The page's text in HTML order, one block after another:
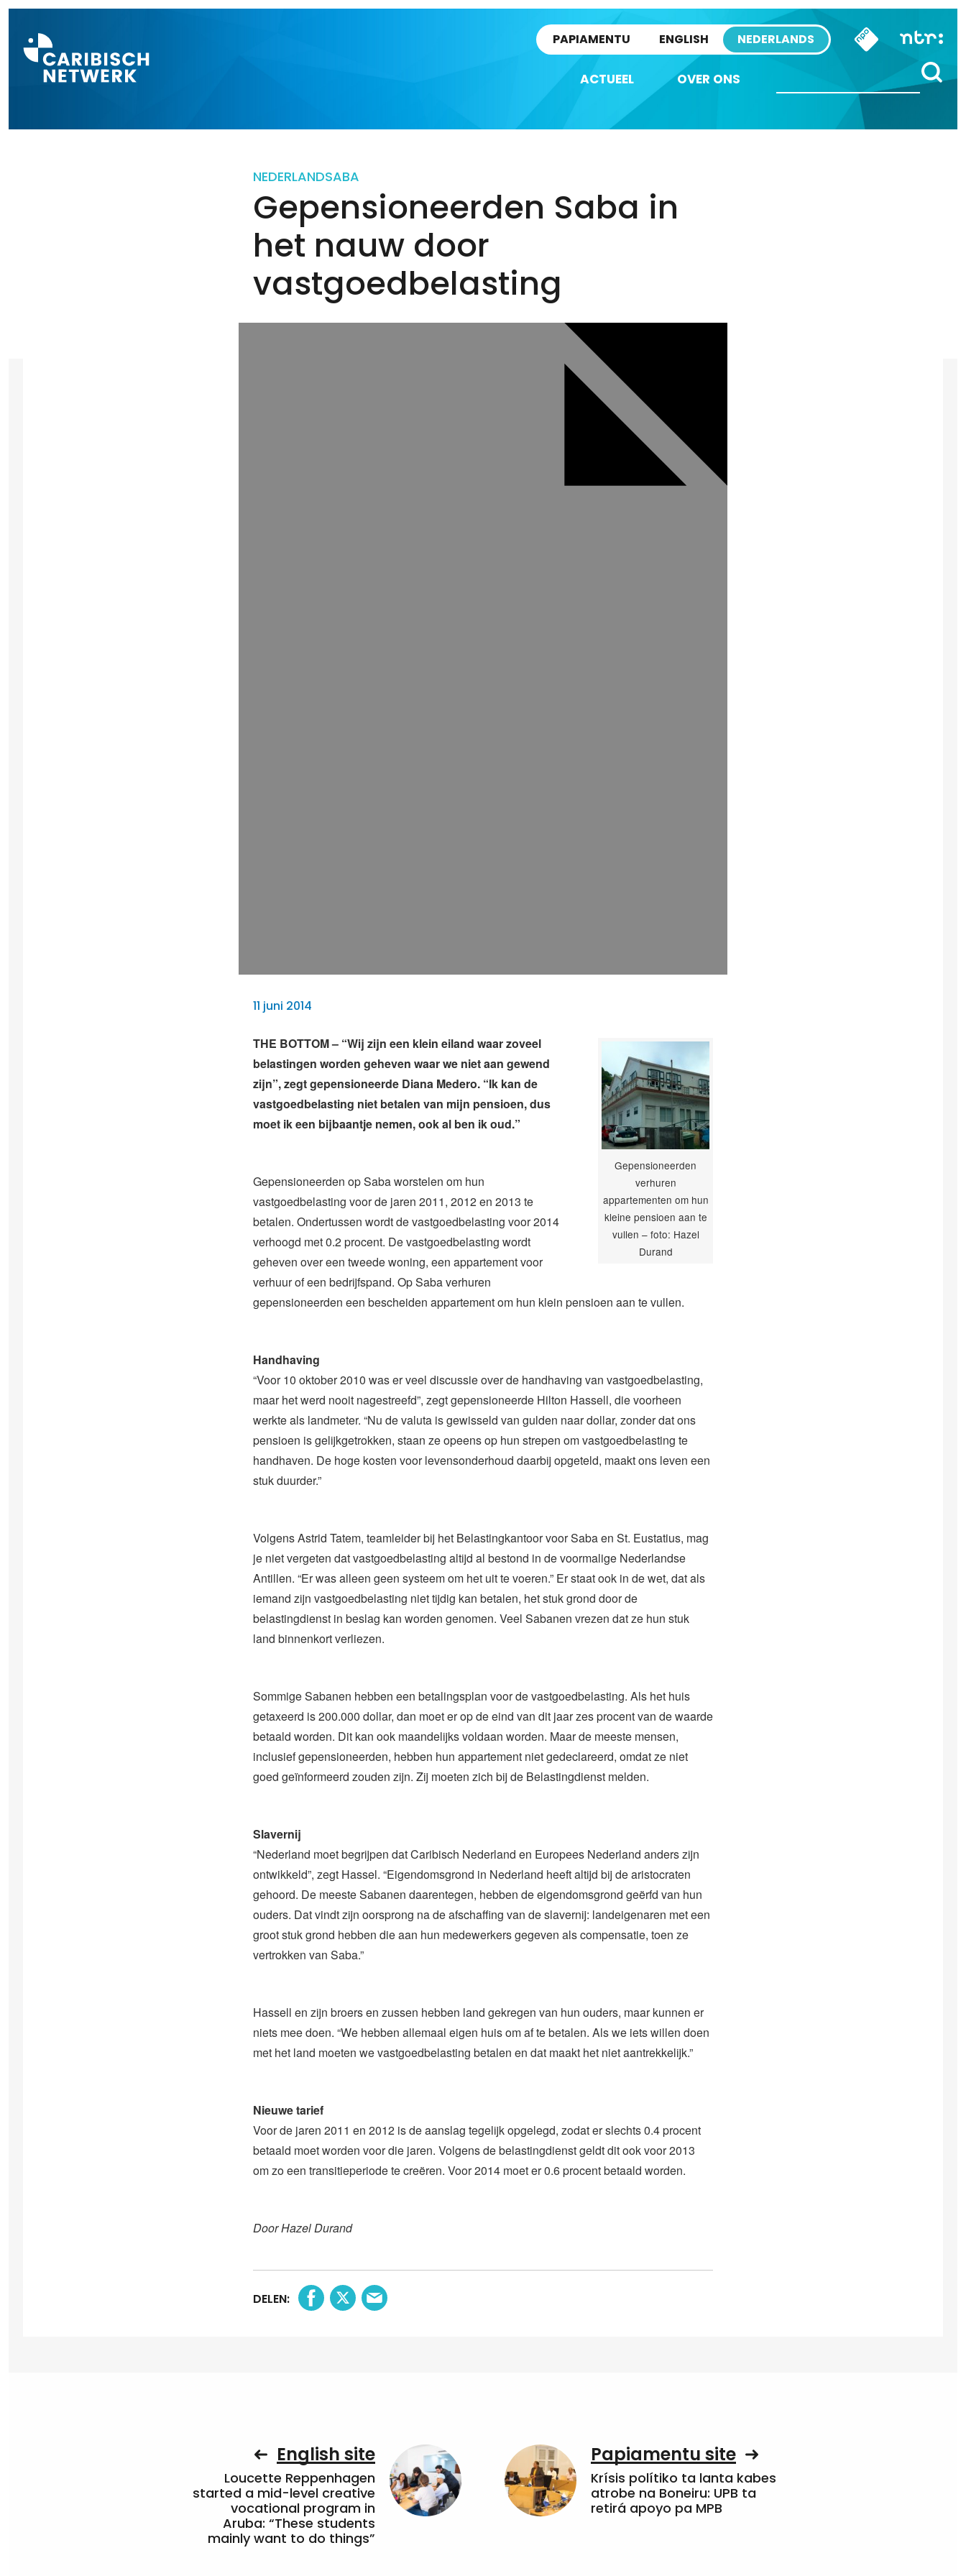
PAPIAMENTU ENGLISH NEDERLANDS
ACTUEEL OVER ONS
NEDERLANDSABA
Gepensioneerden Saba in
het nauw door
vastgoedbelasting
11 juni 2014
Gepensioneerden
verhuren
appartementen om hun
kleine pensioen aan te
vullen – foto: Hazel
Durand
THE BOTTOM – “Wij zijn een klein eiland waar zoveel
belastingen worden geheven waar we niet aan gewend
zijn”, zegt gepensioneerde Diana Medero. “Ik kan de
vastgoedbelasting niet betalen van mijn pensioen, dus
moet ik een bijbaantje nemen, ook al ben ik oud.”
Gepensioneerden op Saba worstelen om hun
vastgoedbelasting voor de jaren 2011, 2012 en 2013 te
betalen. Ondertussen wordt de vastgoedbelasting voor 2014
verhoogd met 0.2 procent. De vastgoedbelasting wordt
geheven over een tweede woning, een appartement voor
verhuur of een bedrijfspand. Op Saba verhuren
gepensioneerden een bescheiden appartement om hun klein pensioen aan te vullen.
Handhaving
“Voor 10 oktober 2010 was er veel discussie over de handhaving van vastgoedbelasting,
maar het werd nooit nagestreefd”, zegt gepensioneerde Hilton Hassell, die voorheen
werkte als landmeter. “Nu de valuta is gewisseld van gulden naar dollar, zonder dat ons
pensioen is gelijkgetrokken, staan ze opeens op hun strepen om vastgoedbelasting te
handhaven. De hoge kosten voor levensonderhoud daarbij opgeteld, maakt ons leven een
stuk duurder.”
Volgens Astrid Tatem, teamleider bij het Belastingkantoor voor Saba en St. Eustatius, mag
je niet vergeten dat vastgoedbelasting altijd al bestond in de voormalige Nederlandse
Antillen. “Er was alleen geen systeem om het uit te voeren.” Er staat ook in de wet, dat als
iemand zijn vastgoedbelasting niet tijdig kan betalen, het stuk grond door de
belastingdienst in beslag kan worden genomen. Veel Sabanen vrezen dat ze hun stuk
land binnenkort verliezen.
Sommige Sabanen hebben een betalingsplan voor de vastgoedbelasting. Als het huis
getaxeerd is 200.000 dollar, dan moet er op de eind van dit jaar zes procent van de waarde
betaald worden. Dit kan ook maandelijks voldaan worden. Maar de meeste mensen,
inclusief gepensioneerden, hebben hun appartement niet gedeclareerd, omdat ze niet
goed geïnformeerd zouden zijn. Zij moeten zich bij de Belastingdienst melden.
Slavernij
“Nederland moet begrijpen dat Caribisch Nederland en Europees Nederland anders zijn
ontwikkeld”, zegt Hassel. “Eigendomsgrond in Nederland heeft altijd bij de aristocraten
gehoord. De meeste Sabanen daarentegen, hebben de eigendomsgrond geërfd van hun
ouders. Dat vindt zijn oorsprong na de afschaffing van de slavernij: landeigenaren met een
groot stuk grond hebben die aan hun medewerkers gegeven als compensatie, toen ze
vertrokken van Saba.”
Hassell en zijn broers en zussen hebben land gekregen van hun ouders, maar kunnen er
niets mee doen. “We hebben allemaal eigen huis om af te betalen. Als we iets willen doen
met het land moeten we vastgoedbelasting betalen en dat maakt het niet aantrekkelijk.”
Nieuwe tarief
Voor de jaren 2011 en 2012 is de aanslag tegelijk opgelegd, zodat er slechts 0.4 procent
betaald moet worden voor die jaren. Volgens de belastingdienst geldt dit ook voor 2013
om zo een transitieperiode te creëren. Voor 2014 moet er 0.6 procent betaald worden.
Door Hazel Durand
DELEN:
English site
Loucette Reppenhagen
started a mid-level creative
vocational program in
Aruba: “These students
mainly want to do things”
Papiamentu site
Krísis polítiko ta lanta kabes
atrobe na Boneiru: UPB ta
retirá apoyo pa MPB